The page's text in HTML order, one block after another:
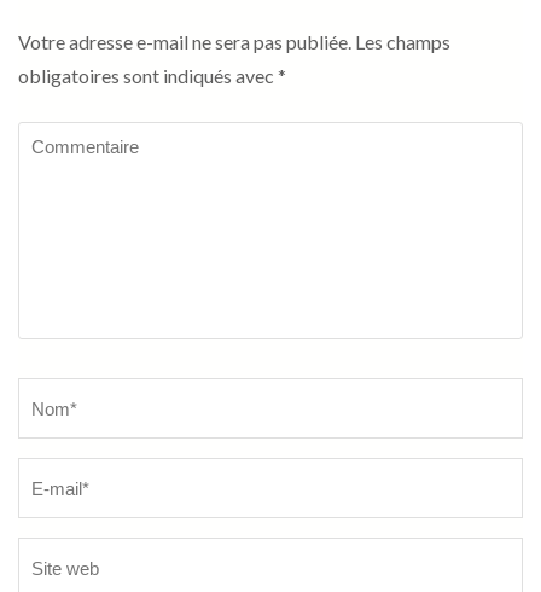
Votre adresse e-mail ne sera pas publiée. Les champs
obligatoires sont indiqués avec *
Commentaire